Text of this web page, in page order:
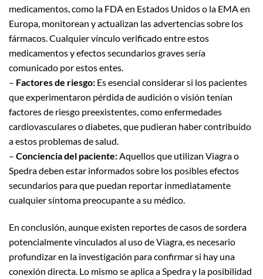
medicamentos, como la FDA en Estados Unidos o la EMA en
Europa, monitorean y actualizan las advertencias sobre los
fármacos. Cualquier vínculo verificado entre estos
medicamentos y efectos secundarios graves sería
comunicado por estos entes.
– Factores de riesgo: Es esencial considerar si los pacientes
que experimentaron pérdida de audición o visión tenían
factores de riesgo preexistentes, como enfermedades
cardiovasculares o diabetes, que pudieran haber contribuido
a estos problemas de salud.
– Conciencia del paciente:Aquellos que utilizan Viagra o
Spedra deben estar informados sobre los posibles efectos
secundarios para que puedan reportar inmediatamente
cualquier síntoma preocupante a su médico.
En conclusión, aunque existen reportes de casos de sordera
potencialmente vinculados al uso de Viagra, es necesario
profundizar en la investigación para confirmar si hay una
conexión directa. Lo mismo se aplica a Spedra y la posibilidad